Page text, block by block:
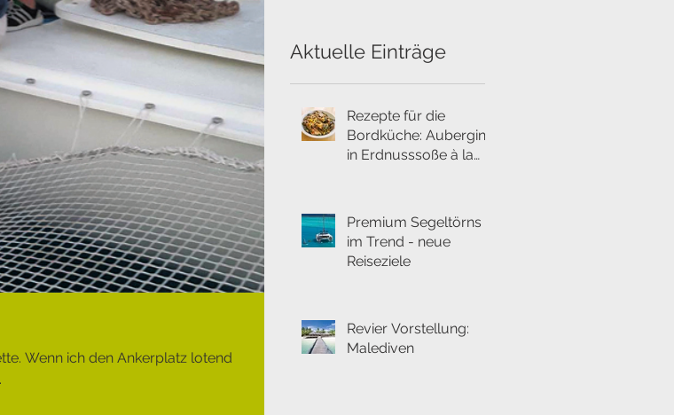
Wenn ich den Ankerplatz lotend
Aktuelle Einträge
Rezepte für die
Bordküche: Aubergine
in Erdnusssoße à la
Premium Segeltörns
im Trend - neue
Reiseziele
Revier Vorstellung:
Malediven